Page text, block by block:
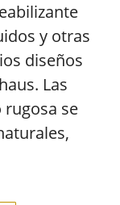
y otras
diseños
Las
se